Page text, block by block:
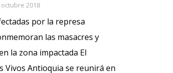
octubre 2018
por la represa
las masacres y
la zona impactada El
Vivos Antioquia se reunirá en